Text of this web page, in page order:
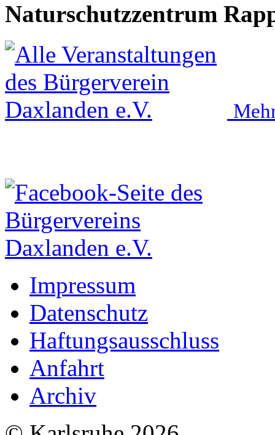
Naturschutzzentrum
Impressum
Datenschutz
Haftungsausschluss
Anfahrt
Archiv